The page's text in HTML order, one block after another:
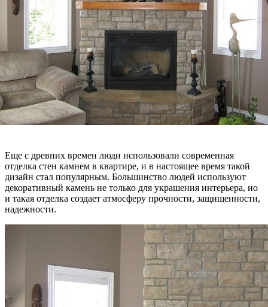
Еще с древних времен люди использовали современная
отделка стен камнем в квартире, и в настоящее время такой
дизайн стал популярным. Большинство людей используют
декоративный камень не только для украшения интерьера, но
и такая отделка создает атмосферу прочности, защищенности,
надежности.